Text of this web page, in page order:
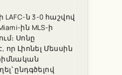
LAFC-ն 3-0 հաշվով
ին MLS-ի
Սոնը
որ Լիոնել Մեսսին
ընդգծելով